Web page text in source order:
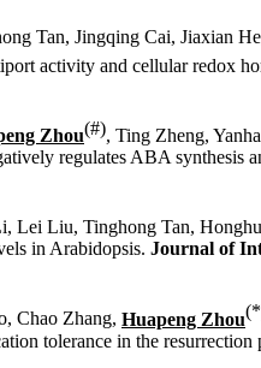
Tan, Jingqing Cai, Jiaxian
activity and cellular redox
Zhou(#), Ting Zheng,
regulates ABA synthesis
Lei Liu, Tinghong Tan,
in Arabidopsis. Journal of
Chao Zhang, Huapeng Zhou
tolerance in the resurrection